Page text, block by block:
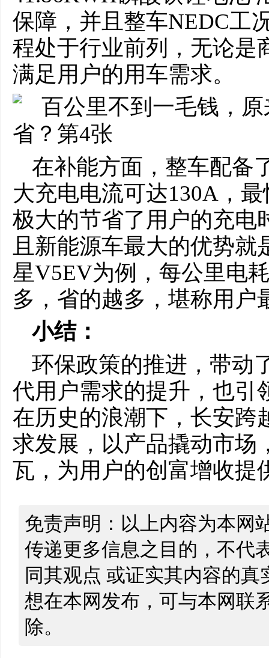
保障，并且整车NEDC工
程处于行业前列，无论是
满足用户的用车需求。
在补能方面，整车配备
大充电电流可达130A，
极大的节省了用户的充电
且新能源车最大的优势
星V5EV为例，每公里电
多，省的越多，堪称用户
小结：
环保政策的推进，带动
代用户需求的提升，也引
在历史的浪潮下，长安跨
求发展，以产品撬动市场
瓦，为用户的创富增收提
免责声明：以上内容为本网
传递更多信息之目的，不代
同其观点 或证实其内容的
想在本网发布，可与本网联
除。